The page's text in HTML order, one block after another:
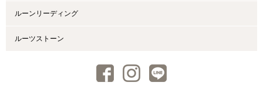
ルーンリーディング
ルーツストーン